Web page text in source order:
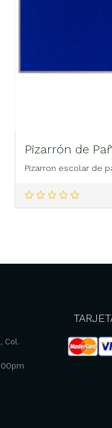
Pizarrón de
Pizarron escolar de
Col.